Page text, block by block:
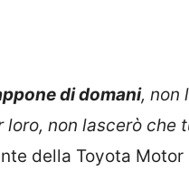
di domani, non
non lascerò che
della Toyota Motor